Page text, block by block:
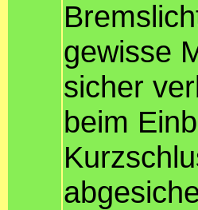
gewisse
sicher
beim